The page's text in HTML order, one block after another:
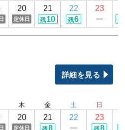
20
定休日
21
残10
22
残6
23
残
詳細を見る
木
20
定休日
金
21
8
土
22
日
23
8